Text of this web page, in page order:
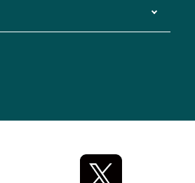
スCANばす
ン」（三重大学病院直通バ
ピングバス（鈴鹿管内）
金城ふ頭駅～中部国際空港
案内
行管理
ョン三重交通バスセット